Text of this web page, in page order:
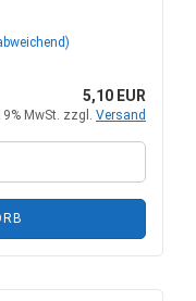
5,10 EUR
MwSt. zzgl. Versand